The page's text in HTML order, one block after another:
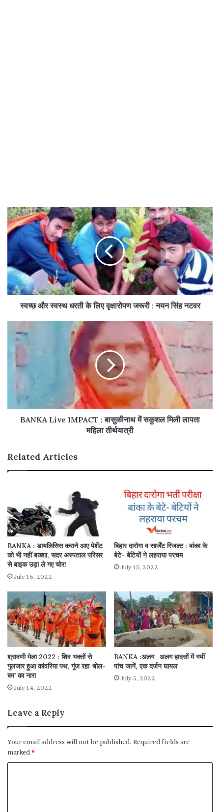
स्वच्छ और स्वस्थ धरती के लिए वृक्षारोपण जरूरी : नयन सिंह नटवर
BANKA Live IMPACT : बासुकीनाथ में सकुशल मिली लापता
महिला तीर्थयात्री
Related Articles
BANKA : डायलिसिस कराने आए पेशेंट
को भी नहीं बख्शा, सदर अस्पताल परिसर
से बाइक उड़ा ले गए चोर!
July 16, 2022
बिहार दारोगा व सार्जेंट रिजल्ट : बांका के
बेटे- बेटियों ने लहराया परचम
July 15, 2022
श्रावणी मेला 2022 : शिव भक्तों से
गुलजार हुआ कांवरिया पथ, गूंज रहा ‘बोल-
बम’ का नारा
July 14, 2022
BANKA :अलग- अलग हादसों में गयीं
पांच जानें, एक दर्जन घायल
July 5, 2022
Leave a Reply
Your email address will not be published. Required fields are
marked *